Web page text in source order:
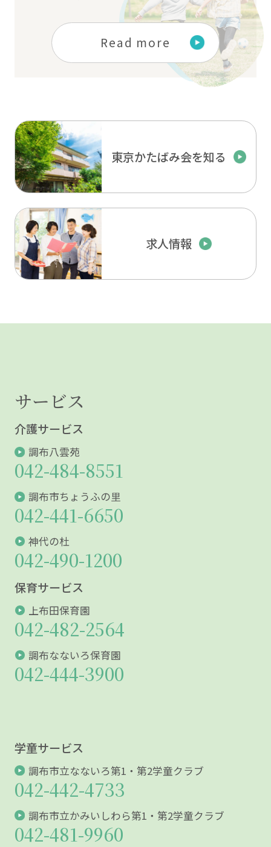
Read more
東京かたばみ会を知る
求人情報
サービス
介護サービス
調布八雲苑
042-484-8551
調布市ちょうふの里
042-441-6650
神代の杜
042-490-1200
保育サービス
上布田保育園
042-482-2564
調布なないろ保育園
042-444-3900
学童サービス
調布市立なないろ第1・第2学童クラブ
042-442-4733
調布市立かみいしわら第1・第2学童クラブ
042-481-9960